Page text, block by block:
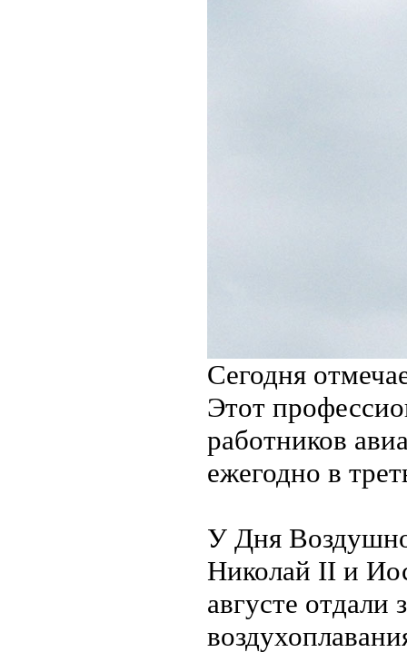
Сегодня
Этот
работников
ежегодно в
У Дня
Николай II и
августе отдали